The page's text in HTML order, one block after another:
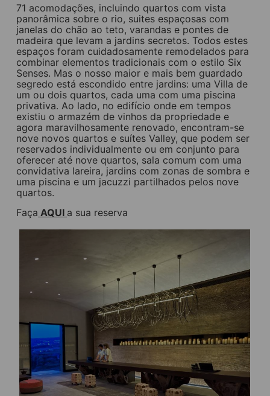
71 acomodações, incluindo quartos com vista
panorâmica sobre o rio, suites espaçosas com
janelas do chão ao teto, varandas e pontes de
madeira que levam a jardins secretos. Todos estes
espaços foram cuidadosamente remodelados para
combinar elementos tradicionais com o estilo Six
Senses. Mas o nosso maior e mais bem guardado
segredo está escondido entre jardins: uma Villa de
um ou dois quartos, cada uma com uma piscina
privativa. Ao lado, no edifício onde em tempos
existiu o armazém de vinhos da propriedade e
agora maravilhosamente renovado, encontram-se
nove novos quartos e suítes Valley, que podem ser
reservados individualmente ou em conjunto para
oferecer até nove quartos, sala comum com uma
convidativa lareira, jardins com zonas de sombra e
uma piscina e um jacuzzi partilhados pelos nove
quartos.
Faça AQUI a sua reserva